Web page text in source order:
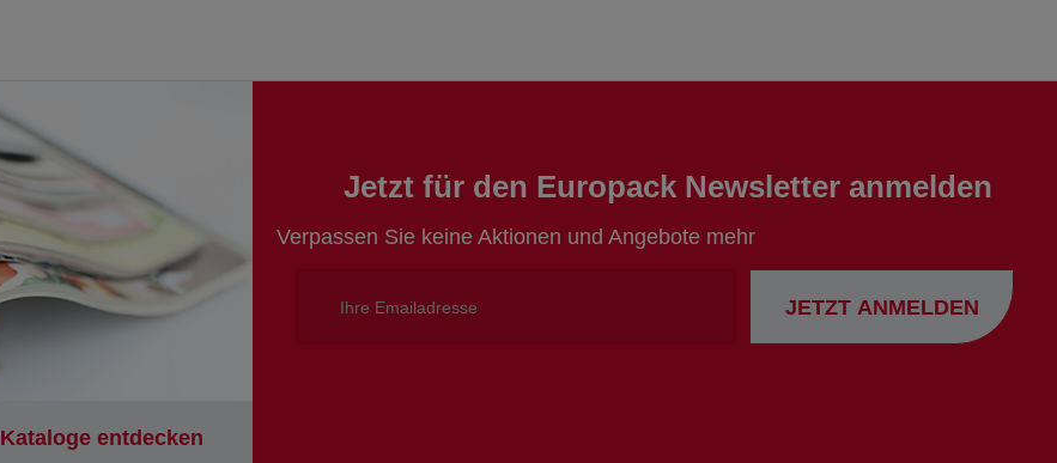
Kataloge entdecken
Jetzt für den Europack Newsletter anmelden
Verpassen Sie keine Aktionen und Angebote mehr
JETZT ANMELDEN